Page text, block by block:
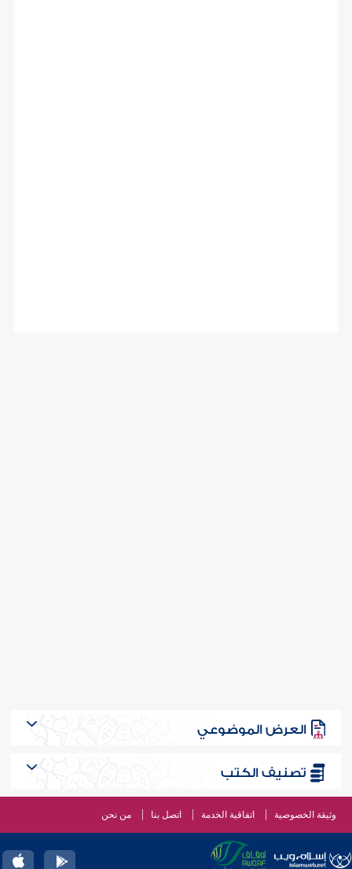
العرض الموضوعي
تصنيف الكتب
وثيقة الخصوصية اتفاقية الخدمة اتصل بنا من نحن